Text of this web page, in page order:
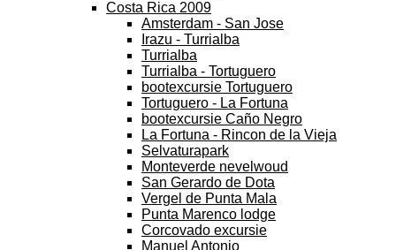
Costa Rica 2009
Amsterdam - San Jose
Irazu - Turrialba
Turrialba
Turrialba - Tortuguero
bootexcursie Tortuguero
Tortuguero - La Fortuna
bootexcursie Caño Negro
La Fortuna - Rincon de la Vieja
Selvaturapark
Monteverde nevelwoud
San Gerardo de Dota
Vergel de Punta Mala
Punta Marenco lodge
Corcovado excursie
Manuel Antonio